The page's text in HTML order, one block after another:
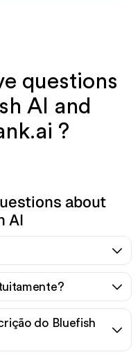
questions
AI and
?
about
AI
do Bluefish